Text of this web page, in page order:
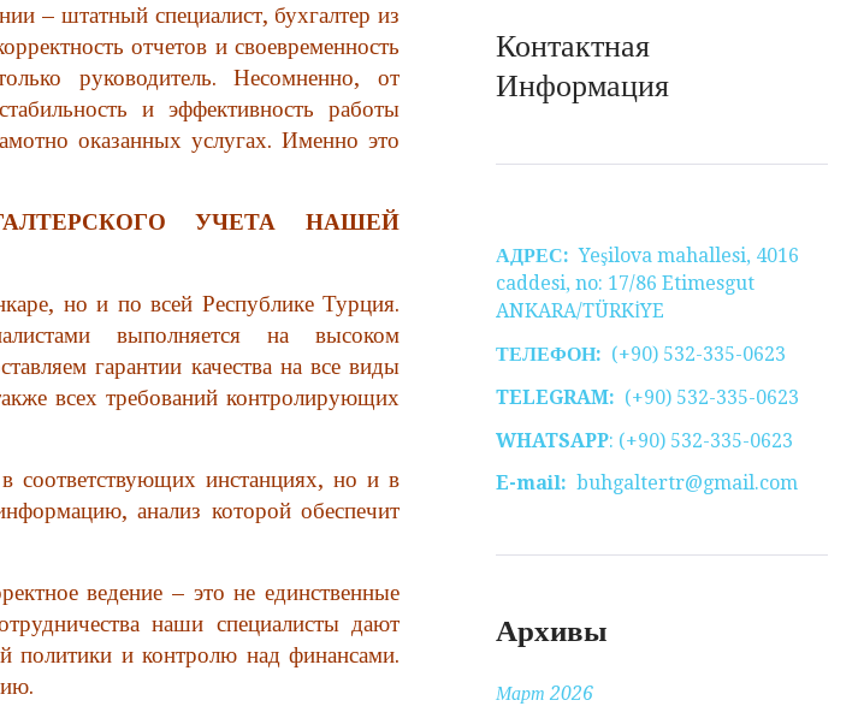
– штатный специалист, бухгалтер из
отчетов и своевременность
руководитель. Несомненно, от
и эффективность работы
оказанных услугах. Именно это
УЧЕТА НАШЕЙ
но и по всей Республике Турция.
выполняется на высоком
гарантии качества на все виды
всех требований контролирующих
соответствующих инстанциях, но и в
анализ которой обеспечит
ведение – это не единственные
наши специалисты дают
политики и контролю над финансами.
Контактная
Информация
АДРЕС: Yeşilova mahallesi, 4016
caddesi, no: 17/86 Etimesgut
ANKARA/TÜRKİYE
ТЕЛЕФОН: (+90) 532-335-0623
TELEGRAM: (+90) 532-335-0623
WHATSAPP: (+90) 532-335-0623
E-mail: buhgaltertr@gmail.com
Архивы
Март 2026